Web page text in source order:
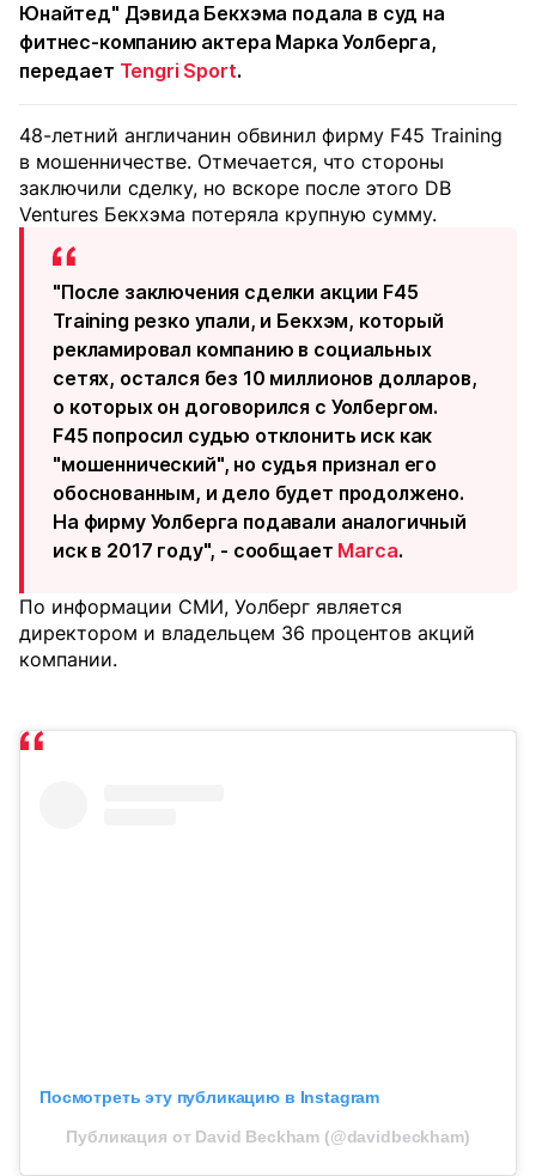
Юнайтед" Дэвида Бекхэма подала в суд на
фитнес-компанию актера Марка Уолберга,
передает Tengri Sport.
48-летний англичанин обвинил фирму F45 Training
в мошенничестве. Отмечается, что стороны
заключили сделку, но вскоре после этого DB
Ventures Бекхэма потеряла крупную сумму.
"После заключения сделки акции F45
Training резко упали, и Бекхэм, который
рекламировал компанию в социальных
сетях, остался без 10 миллионов долларов,
о которых он договорился с Уолбергом.
F45 попросил судью отклонить иск как
"мошеннический", но судья признал его
обоснованным, и дело будет продолжено.
На фирму Уолберга подавали аналогичный
иск в 2017 году", - сообщает Marca.
По информации СМИ, Уолберг является
директором и владельцем 36 процентов акций
компании.
Посмотреть эту публикацию в Instagram
Публикация от David Beckham (@davidbeckham)